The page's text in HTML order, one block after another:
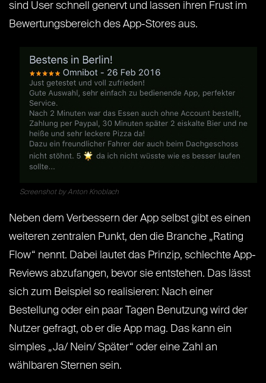
sind User schnell genervt und lassen ihren Frust im
Bewertungsbereich des App-Stores aus.
Screenshot by Anton Knoblach
Neben dem Verbessern der App selbst gibt es einen
weiteren zentralen Punkt, den die Branche „Rating
Flow“ nennt. Dabei lautet das Prinzip, schlechte App-
Reviews abzufangen, bevor sie entstehen. Das lässt
sich zum Beispiel so realisieren: Nach einer
Bestellung oder ein paar Tagen Benutzung wird der
Nutzer gefragt, ob er die App mag. Das kann ein
simples „Ja/ Nein/ Später“ oder eine Zahl an
wählbaren Sternen sein.